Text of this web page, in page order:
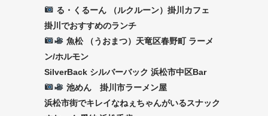
る・くるーん （ルクルーン）掛川カフェ
掛川でおすすめのランチ
魚松 （うおまつ）天竜区春野町 ラーメ
ン/ホルモン
SilverBack シルバーバック 浜松市中区Bar
池めん 掛川市ラーメン屋
浜松市街でキレイなねぇちゃんがいるスナック